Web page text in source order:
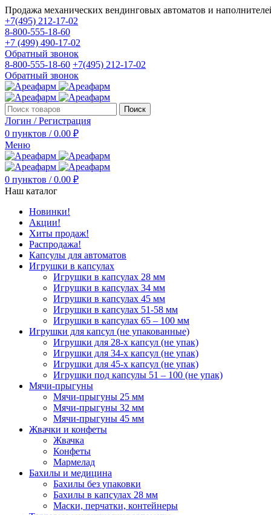
Продажа механических вендинговых автоматов и
+7(495) 212-17-02
8-800-555-18-60
+7 (499) 490-17-02
Обратный звонок
8-800-555-18-60 +7(495) 212-17-02
Обратный звонок
Поиск
Логин / Регистрация
0 пунктов / 0.00 ₽
Меню
0 пунктов / 0.00 ₽
Наш каталог
Новинки!
Акции!
Хиты продаж!
Распродажа!
Капсулы для автоматов
Игрушки в капсулах
Игрушки в капсулах 28 мм
Игрушки в капсулах 34 мм
Игрушки в капсулах 45 мм
Игрушки в капсулах 51-58 мм
Игрушки в капсулах 65 – 100 мм
Игрушки для капсул (не упакованные)
Игрушки для 28-х капсул (не упак)
Игрушки для 34-х капсул (не упак)
Игрушки для 45-х капсул (не упак)
Игрушки под капсулы 51 – 100 (не упак)
Мячи-прыгуны
Мячи-прыгуны 25 мм
Мячи-прыгуны 32 мм
Мячи-прыгуны 45 мм
Жвачки и конфеты
Жвачка
Конфеты
Мармелад
Бахилы и медицина
Бахилы без упаковки
Бахилы в капсулах 28 мм
Маски, перчатки, контейнеры